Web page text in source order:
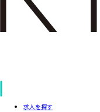
求人を探す